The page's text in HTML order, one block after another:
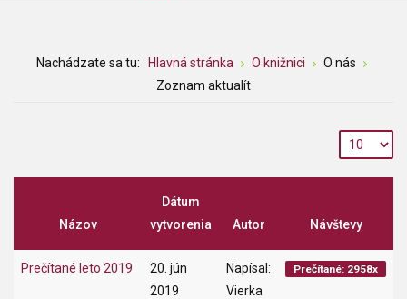
Nachádzate sa tu: Hlavná stránka O knižnici
O nás
Zoznam aktualít
Názov
Dátum
vytvorenia
Autor Návštevy
Prečítané leto 2019
20. jún
2019
Napísal:
Vierka
Prečítané: 2958x